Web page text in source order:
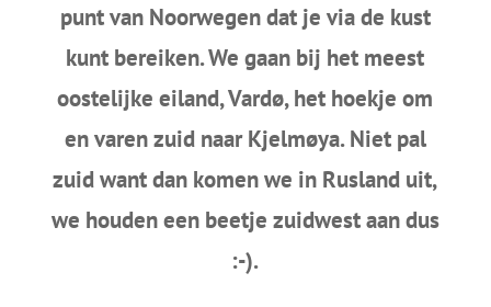
punt van Noorwegen dat je via de kust
kunt bereiken. We gaan bij het meest
oostelijke eiland, Vardø, het hoekje om
en varen zuid naar Kjelmøya. Niet pal
zuid want dan komen we in Rusland uit,
we houden een beetje zuidwest aan dus
:-).